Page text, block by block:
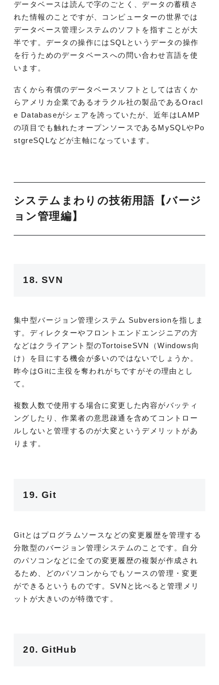
データベースは読んで字のごとく、データの蓄積さ
れた情報のことですが、コンピューターの世界では
データベース管理システムのソフトを指すことが大
半です。データの操作にはSQLというデータの操作
を行うためのデータベースへの問い合わせ言語を使
います。
古くから有償のデータベースソフトとしては古くか
らアメリカ企業であるオラクル社の製品であるOracl
e Databaseがシェアを誇っていたが、近年はLAMP
の項目でも触れたオープンソースであるMySQLやPo
stgreSQLなどが主軸になっています。
システムまわりの技術用語【バージ
ョン管理編】
18. SVN
集中型バージョン管理システム Subversionを指しま
す。ディレクターやフロントエンドエンジニアの方
などはクライアント型のTortoiseSVN（Windows向
け）を目にする機会が多いのではないでしょうか。
昨今はGitに主役を奪われがちですがその理由とし
て。
複数人数で使用する場合に変更した内容がバッティ
ングしたり、作業者の意思疎通を含めてコントロー
ルしないと管理するのが大変というデメリットがあ
ります。
19. Git
Gitとはプログラムソースなどの変更履歴を管理する
分散型のバージョン管理システムのことです。自分
のパソコンなどに全ての変更履歴の複製が作成され
るため、どのパソコンからでもソースの管理・変更
ができるというものです。SVNと比べると管理メリ
ットが大きいのが特徴です。
20. GitHub